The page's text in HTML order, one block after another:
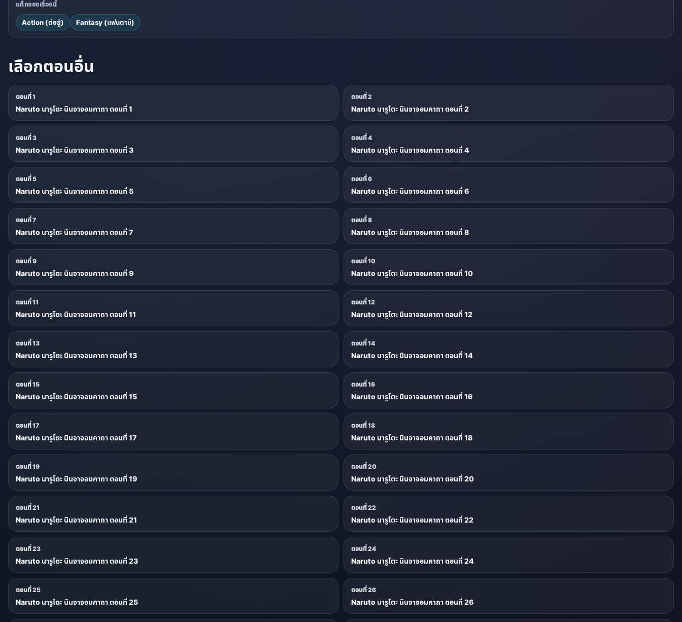
แท็กของเรื่องนี้
Action (ต่อสู้) Fantasy (แฟนตาซี)
เลือกตอนอื่น
ตอนที่ 1
Naruto นารูโตะ นินจาจอมคาถา ตอนที่ 1
ตอนที่ 2
Naruto นารูโตะ นินจาจอมคาถา ตอนที่ 2
ตอนที่ 3
Naruto นารูโตะ นินจาจอมคาถา ตอนที่ 3
ตอนที่ 4
Naruto นารูโตะ นินจาจอมคาถา ตอนที่ 4
ตอนที่ 5
Naruto นารูโตะ นินจาจอมคาถา ตอนที่ 5
ตอนที่ 6
Naruto นารูโตะ นินจาจอมคาถา ตอนที่ 6
ตอนที่ 7
Naruto นารูโตะ นินจาจอมคาถา ตอนที่ 7
ตอนที่ 8
Naruto นารูโตะ นินจาจอมคาถา ตอนที่ 8
ตอนที่ 9
Naruto นารูโตะ นินจาจอมคาถา ตอนที่ 9
ตอนที่ 10
Naruto นารูโตะ นินจาจอมคาถา ตอนที่ 10
ตอนที่ 11
Naruto นารูโตะ นินจาจอมคาถา ตอนที่ 11
ตอนที่ 12
Naruto นารูโตะ นินจาจอมคาถา ตอนที่ 12
ตอนที่ 13
Naruto นารูโตะ นินจาจอมคาถา ตอนที่ 13
ตอนที่ 14
Naruto นารูโตะ นินจาจอมคาถา ตอนที่ 14
ตอนที่ 15
Naruto นารูโตะ นินจาจอมคาถา ตอนที่ 15
ตอนที่ 16
Naruto นารูโตะ นินจาจอมคาถา ตอนที่ 16
ตอนที่ 17
Naruto นารูโตะ นินจาจอมคาถา ตอนที่ 17
ตอนที่ 18
Naruto นารูโตะ นินจาจอมคาถา ตอนที่ 18
ตอนที่ 19
Naruto นารูโตะ นินจาจอมคาถา ตอนที่ 19
ตอนที่ 20
Naruto นารูโตะ นินจาจอมคาถา ตอนที่ 20
ตอนที่ 21
Naruto นารูโตะ นินจาจอมคาถา ตอนที่ 21
ตอนที่ 22
Naruto นารูโตะ นินจาจอมคาถา ตอนที่ 22
ตอนที่ 23
Naruto นารูโตะ นินจาจอมคาถา ตอนที่ 23
ตอนที่ 24
Naruto นารูโตะ นินจาจอมคาถา ตอนที่ 24
ตอนที่ 25
Naruto นารูโตะ นินจาจอมคาถา ตอนที่ 25
ตอนที่ 26
Naruto นารูโตะ นินจาจอมคาถา ตอนที่ 26